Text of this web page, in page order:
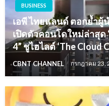
BUSINESS
เอพี ไทยแลนด์ ตอกย้ำ
เปิดตัวคอนโดใหม่ล่าสุด
4” ชูไฮไลต์ ‘The Cloud
CBNT CHANNEL กรกฎาคม 23,